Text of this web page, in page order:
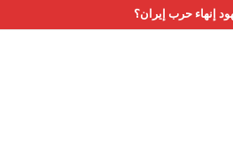
إنهاء حرب إيران؟